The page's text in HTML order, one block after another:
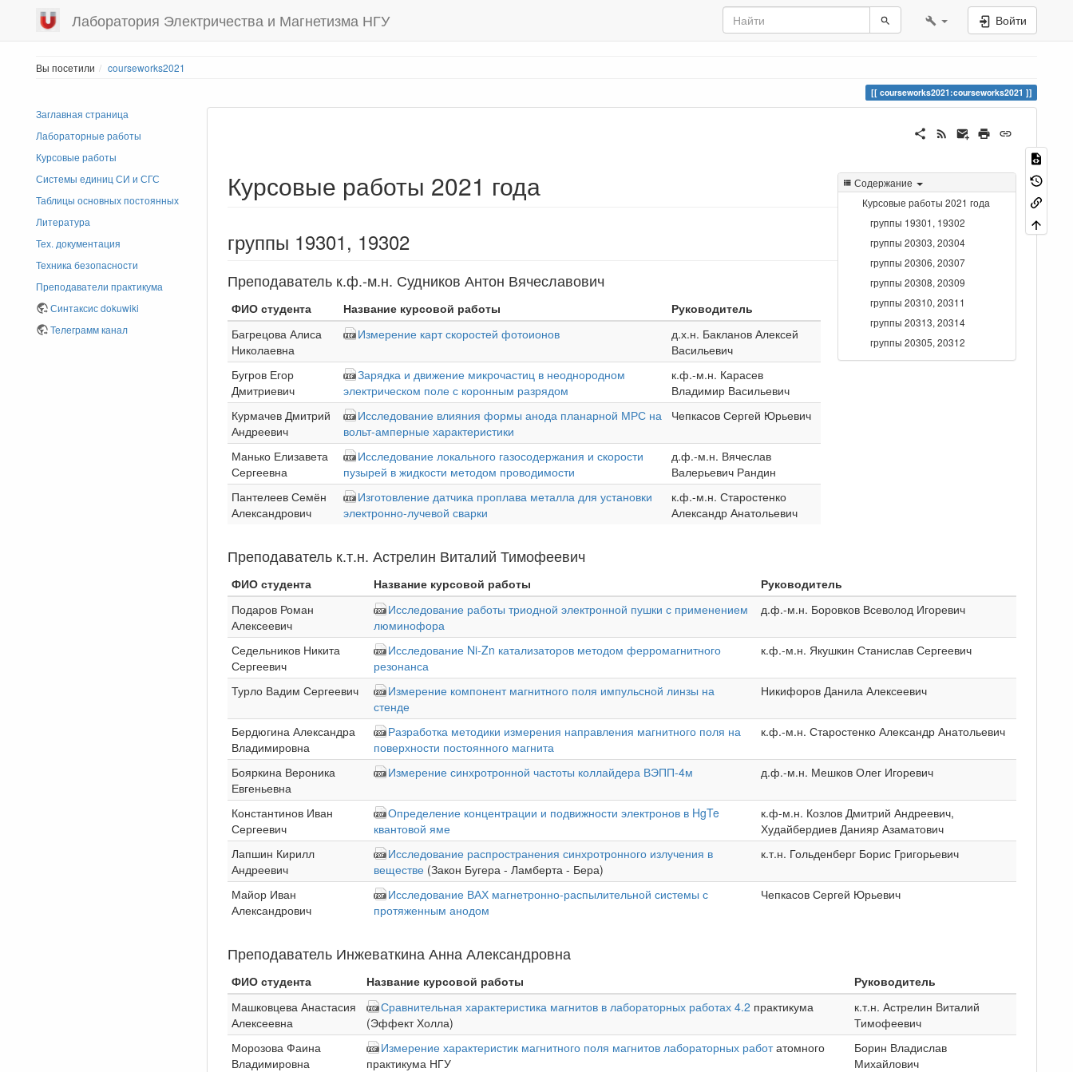
Лаборатория Электричества и Магнетизма НГУ Войти
Вы посетили courseworks2021
courseworks2021:courseworks2021
Заглавная страница
Лабораторные работы
Курсовые работы
Системы единиц СИ и СГС
Таблицы основных постоянных
Литература
Тех. документация
Техника безопасности
Преподаватели практикума
Синтаксис dokuwiki
Телеграмм канал
Содержание
Курсовые работы 2021 года
группы 19301, 19302
группы 20303, 20304
группы 20306, 20307
группы 20308, 20309
группы 20310, 20311
группы 20313, 20314
группы 20305, 20312
Курсовые работы 2021 года
группы 19301, 19302
Преподаватель к.ф.-м.н. Судников Антон Вячеславович
ФИО студента Название курсовой работы
Руководитель
Багрецова Алиса
Николаевна
Измерение карт скоростей фотоионов
д.х.н. Бакланов Алексей
Васильевич
Бугров Егор
Дмитриевич
Зарядка и движение микрочастиц в неоднородном
электрическом поле с коронным разрядом
к.ф.-м.н. Карасев
Владимир Васильевич
Курмачев Дмитрий
Андреевич
Исследование влияния формы анода планарной МРС на
вольт-амперные характеристики
Чепкасов Сергей Юрьевич
Манько Елизавета
Сергеевна
Исследование локального газосодержания и скорости
пузырей в жидкости методом проводимости
д.ф.-м.н. Вячеслав
Валерьевич Рандин
Пантелеев Семён
Александрович
Изготовление датчика проплава металла для установки
электронно-лучевой сварки
к.ф.-м.н. Старостенко
Александр Анатольевич
Преподаватель к.т.н. Астрелин Виталий Тимофеевич
ФИО студента Название курсовой работы
Руководитель
Подаров Роман
Алексеевич
Исследование работы триодной электронной пушки с применением
люминофора
д.ф.-м.н. Боровков Всеволод Игоревич
Седельников Никита
Сергеевич
Исследование Ni-Zn катализаторов методом ферромагнитного
резонанса
к.ф.-м.н. Якушкин Станислав Сергеевич
Турло Вадим Сергеевич
Измерение компонент магнитного поля импульсной линзы на
стенде
Никифоров Данила Алексеевич
Бердюгина Александра
Владимировна
Разработка методики измерения направления магнитного поля на
поверхности постоянного магнита
к.ф.-м.н. Старостенко Александр Анатольевич
Бояркина Вероника
Евгеньевна
Измерение синхротронной частоты коллайдера ВЭПП-4м д.ф.-м.н. Мешков Олег Игоревич
Константинов Иван
Сергеевич
Определение концентрации и подвижности электронов в HgTe
квантовой яме
к.ф-м.н. Козлов Дмитрий Андреевич,
Худайбердиев Данияр Азаматович
Лапшин Кирилл
Андреевич
Исследование распространения синхротронного излучения в
веществе (Закон Бугера - Ламберта - Бера)
к.т.н. Гольденберг Борис Григорьевич
Майор Иван
Александрович
Исследование ВАХ магнетронно-распылительной системы с
протяженным анодом
Чепкасов Сергей Юрьевич
Преподаватель Инжеваткина Анна Александровна
ФИО студента Название курсовой работы
Руководитель
Машковцева Анастасия
Алексеевна
Сравнительная характеристика магнитов в лабораторных работах 4.2 практикума
(Эффект Холла)
к.т.н. Астрелин Виталий
Тимофеевич
Морозова Фаина
Владимировна
Измерение характеристик магнитного поля магнитов лабораторных работатомного
практикума НГУ
Борин Владислав
Михайлович